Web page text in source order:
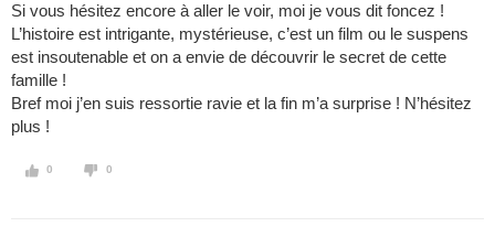
Si vous hésitez encore à aller le voir, moi je vous dit foncez !
L’histoire est intrigante, mystérieuse, c’est un film ou le suspens
est insoutenable et on a envie de découvrir le secret de cette
famille !
Bref moi j’en suis ressortie ravie et la fin m’a surprise ! N’hésitez
plus !
0 0